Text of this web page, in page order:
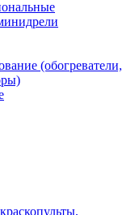
(обогреватели,